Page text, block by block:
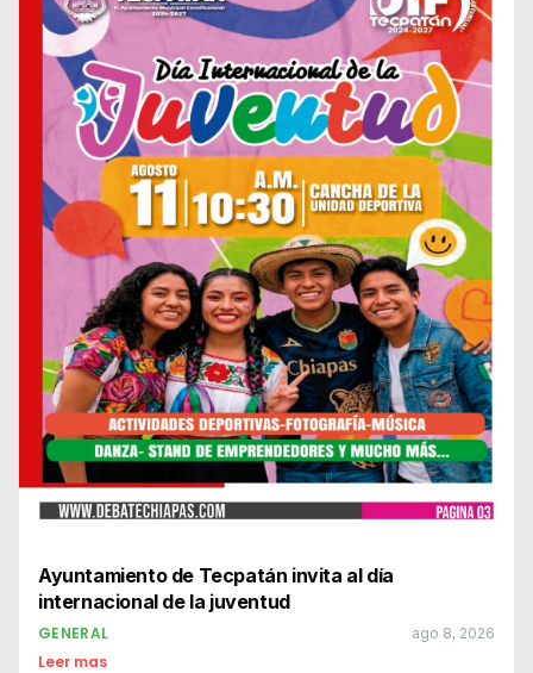
Ayuntamiento de Tecpatán invita al día
internacional de la juventud
GENERAL ago 8, 2026
Leer mas